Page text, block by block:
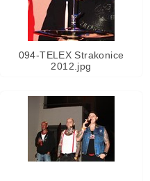
094-TELEX Strakonice
2012.jpg